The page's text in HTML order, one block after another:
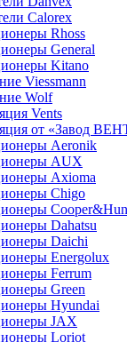
Calorex
Rhoss
General
Kitano
Viessmann
Wolf
Vents
от «Завод
Aeronik
AUX
Axioma
Chigo
Dahatsu
Daichi
Energolux
Ferrum
Green
Hyundai
JAX
Loriot